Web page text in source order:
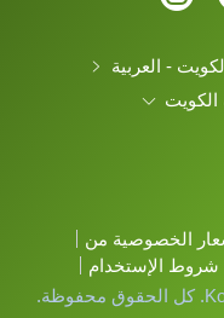
- العربية
الخصوصية من
شروط الإستخدام